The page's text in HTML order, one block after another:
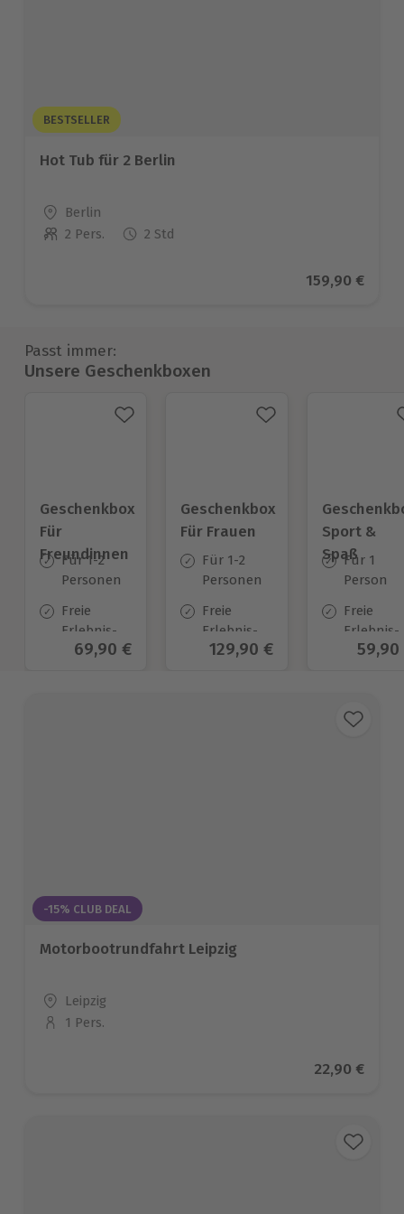
BESTSELLER
Hot Tub für 2 Berlin
Standort
Berlin
Anzahl der Teilnehmer
2 Pers. 2 Std
Aktueller
159,90 €
Passt immer:
Unsere Geschenkboxen
Geschenkbox
Für
Freundinnen
Für 1-2
Personen
Freie
Erlebnis-
Auswahl
Aktueller Preis
69,90 €
Geschenkbox
Für Frauen
Für 1-2
Personen
Freie
Erlebnis-
Auswahl
Aktueller Preis
129,90 €
Sport &
SpaßFür 1
Person
Freie
Erlebnis-
Auswahl
59,90
-15% CLUB DEAL
Motorbootrundfahrt Leipzig
Standort
Leipzig
Anzahl der Teilnehmer
1 Pers.
Aktueller
22,90 €